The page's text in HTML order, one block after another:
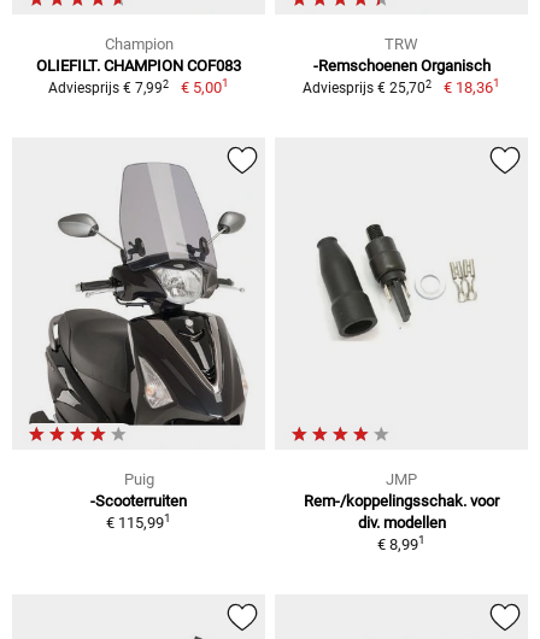
Champion
OLIEFILT. CHAMPION COF083
Adviesprijs € 7,992 € 5,001
TRW
-Remschoenen Organisch
Adviesprijs € 25,702 € 18,361
Puig
-Scooterruiten
€ 115,991
JMP
Rem-/koppelingsschak. voor
div. modellen
€ 8,991